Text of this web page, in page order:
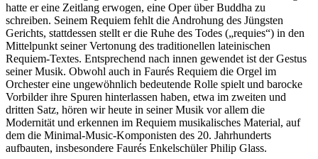
hatte er eine Zeitlang erwogen, eine Oper über Buddha zu
schreiben. Seinem Requiem fehlt die Androhung des Jüngsten
Gerichts, stattdessen stellt er die Ruhe des Todes („requies“) in den
Mittelpunkt seiner Vertonung des traditionellen lateinischen
Requiem-Textes. Entsprechend nach innen gewendet ist der Gestus
seiner Musik. Obwohl auch in Faurés Requiem die Orgel im
Orchester eine ungewöhnlich bedeutende Rolle spielt und barocke
Vorbilder ihre Spuren hinterlassen haben, etwa im zweiten und
dritten Satz, hören wir heute in seiner Musik vor allem die
Modernität und erkennen im Requiem musikalisches Material, auf
dem die Minimal-Music-Komponisten des 20. Jahrhunderts
aufbauten, insbesondere Faurés Enkelschüler Philip Glass.